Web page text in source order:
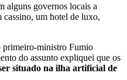
alguns governos locais a
cassino, um hotel de luxo,
primeiro-ministro Fumio
do assunto expliquei que os
situado na ilha artificial de